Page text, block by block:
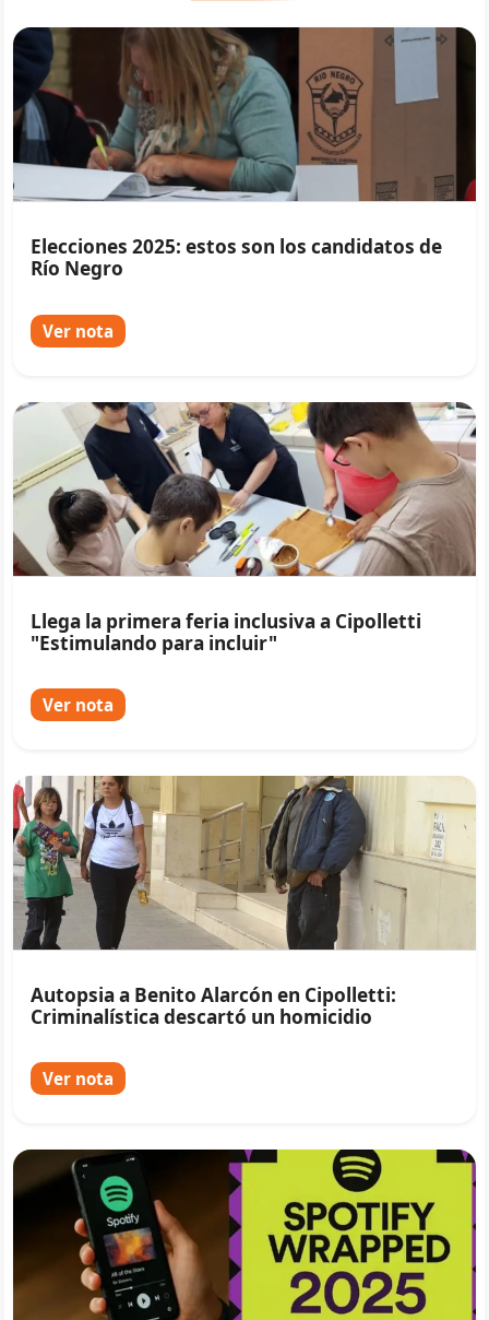
Elecciones 2025: estos son los candidatos de
Río Negro
Ver nota
Llega la primera feria inclusiva a Cipolletti
"Estimulando para incluir"
Ver nota
Autopsia a Benito Alarcón en Cipolletti:
Criminalística descartó un homicidio
Ver nota